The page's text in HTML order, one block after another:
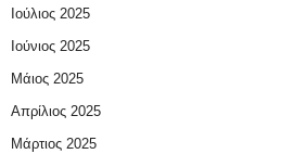
Ιούλιος 2025
Ιούνιος 2025
Μάιος 2025
Απρίλιος 2025
Μάρτιος 2025